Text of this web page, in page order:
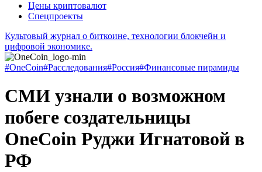
Цены криптовалют
Спецпроекты
Культовый журнал о биткоине, технологии блокчейн и
цифровой экономике.
#OneCoin#Расследования#Россия#Финансовые пирамиды
СМИ узнали о возможном
побеге создательницы
OneCoin Руджи Игнатовой в
РФ